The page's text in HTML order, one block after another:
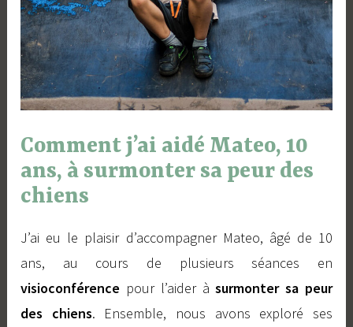
u
e
V
a
y
Comment j’ai aidé Mateo, 10
ans, à surmonter sa peur des
chiens
J’ai eu le plaisir d’accompagner Mateo, âgé de 10
ans, au cours de plusieurs séances en
visioconférence pour l’aider àsurmonter sa peur
des chiens. Ensemble, nous avons exploré ses